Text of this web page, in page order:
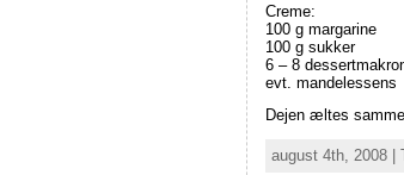
Creme:
100 g margarine
100 g sukker
6 – 8
evt. mandelessens
Dejen æltes
august 4th, 2008 |